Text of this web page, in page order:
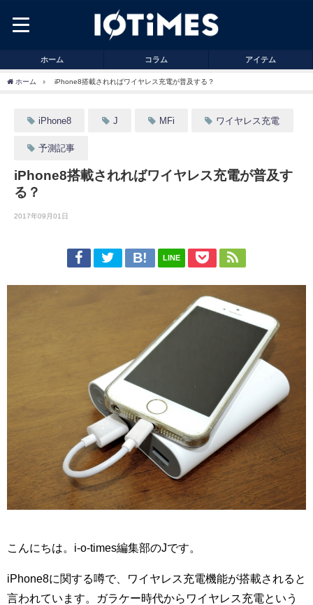
ホーム コラム アイテム
ホーム iPhone8搭載されればワイヤレス充電が普及する？
iPhone8 J MFi ワイヤレス充電
予測記事
iPhone8搭載されればワイヤレス充電が普及す
る？
2017年09月01日
LINE
こんにちは。i-o-times編集部のJです。
iPhone8に関する噂で、ワイヤレス充電機能が搭載されると
言われています。ガラケー時代からワイヤレス充電という